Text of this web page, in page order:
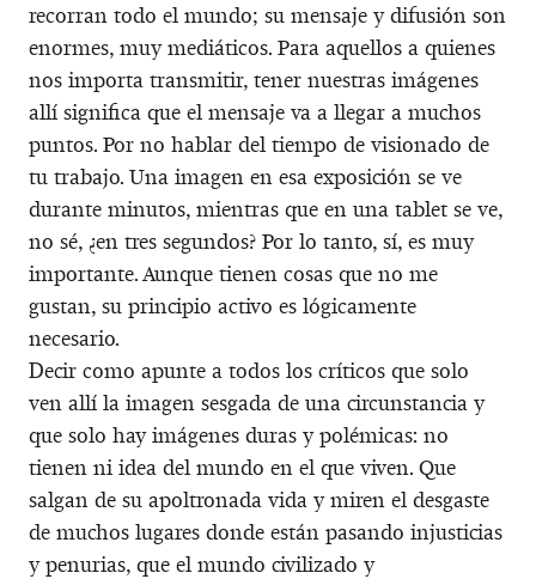
recorran todo el mundo; su mensaje y difusión son
enormes, muy mediáticos. Para aquellos a quienes
nos importa transmitir, tener nuestras imágenes
allí significa que el mensaje va a llegar a muchos
puntos. Por no hablar del tiempo de visionado de
tu trabajo. Una imagen en esa exposición se ve
durante minutos, mientras que en una tablet se ve,
no sé, ¿en tres segundos? Por lo tanto, sí, es muy
importante. Aunque tienen cosas que no me
gustan, su principio activo es lógicamente
necesario.
Decir como apunte a todos los críticos que solo
ven allí la imagen sesgada de una circunstancia y
que solo hay imágenes duras y polémicas: no
tienen ni idea del mundo en el que viven. Que
salgan de su apoltronada vida y miren el desgaste
de muchos lugares donde están pasando injusticias
y penurias, que el mundo civilizado y